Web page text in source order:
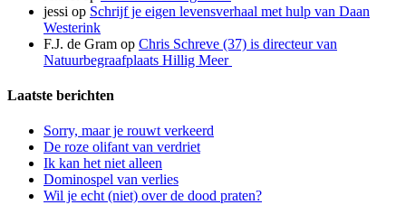
jessi op Schrijf je eigen levensverhaal met hulp van Daan
Westerink
F.J. de Gram op Chris Schreve (37) is directeur van
Natuurbegraafplaats Hillig Meer
Laatste berichten
Sorry, maar je rouwt verkeerd
De roze olifant van verdriet
Ik kan het niet alleen
Dominospel van verlies
Wil je echt (niet) over de dood praten?